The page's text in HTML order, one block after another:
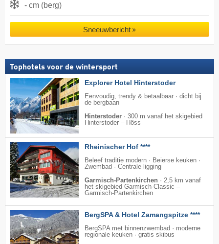
- cm (berg)
Sneeuwbericht
Tophotels voor de wintersport
Explorer Hotel Hinterstoder
Eenvoudig, trendy & betaalbaar · dicht bij
de bergbaan
Hinterstoder · 300 m vanaf het skigebied
Hinterstoder – Höss
Rheinischer Hof ****
Beleef traditie modern · Beierse keuken ·
Zwembad · Centrale ligging
Garmisch-Partenkirchen · 2,5 km vanaf
het skigebied Garmisch-Classic –
Garmisch-Partenkirchen
BergSPA & Hotel Zamangspitze ****
BergSPA met binnenzwembad · moderne
regionale keuken · gratis skibus